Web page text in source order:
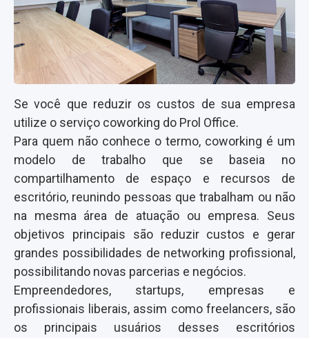
Se você que reduzir os custos de sua empresa
utilize o serviço coworking do Prol Office.
Para quem não conhece o termo, coworking é um
modelo de trabalho que se baseia no
compartilhamento de espaço e recursos de
escritório, reunindo pessoas que trabalham ou não
na mesma área de atuação ou empresa. Seus
objetivos principais são reduzir custos e gerar
grandes possibilidades de networking profissional,
possibilitando novas parcerias e negócios.
Empreendedores, startups, empresas e
profissionais liberais, assim como freelancers, são
os principais usuários desses escritórios